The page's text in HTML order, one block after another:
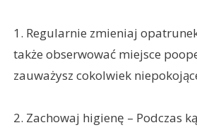
1. Regularnie zmieniaj
także obserwować miejsce
zauważysz cokolwiek
2. Zachowaj higienę – Podczas